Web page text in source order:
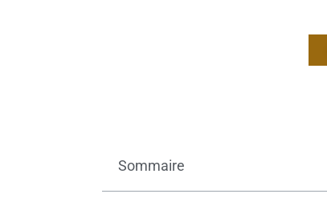
Sommaire